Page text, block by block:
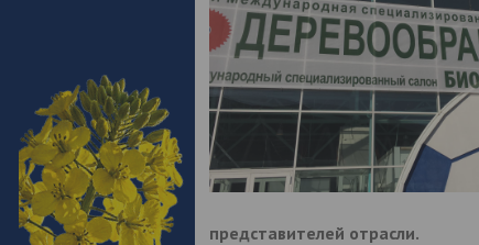
представителей отрасли.